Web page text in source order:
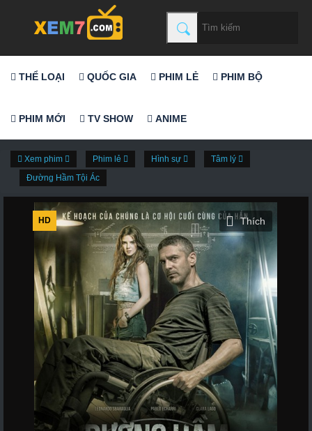
THỂ LOẠI QUỐC GIA PHIM LẺ PHIM BỘ
PHIM MỚI TV SHOW ANIME
Xem phim Phim lẻ Hình sự
Tâm lý
Đường Hầm Tội Ác
HD